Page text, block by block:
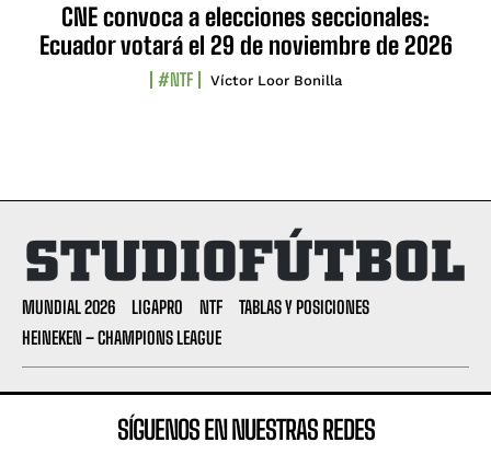
CNE convoca a elecciones seccionales:
Ecuador votará el 29 de noviembre de 2026
#NTF Víctor Loor Bonilla
MUNDIAL 2026 LIGAPRO NTF
TABLAS Y POSICIONES
HEINEKEN – CHAMPIONS LEAGUE
SÍGUENOS EN NUESTRAS REDES